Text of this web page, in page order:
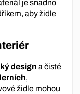
je snadno
aby židle
design a čisté
,
židle mohou